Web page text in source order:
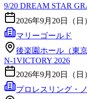
9/20 DREAM STAR
2026年9月20日（日
マリーゴールド
後楽園ホール（東京
N-1VICTORY 2026
2026年9月20日（日
プロレスリング・